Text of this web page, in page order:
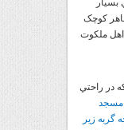
کوچک
اهل ملکوت
در راحتي
مسجد
گربه زير